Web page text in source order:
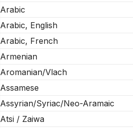
Arabic
Arabic, English
Arabic, French
Armenian
Aromanian/Vlach
Assamese
Assyrian/Syriac/Neo-Aramaic
Atsi / Zaiwa